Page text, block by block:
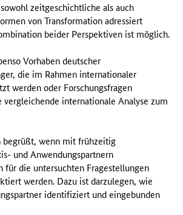
zeitgeschichtliche als auch
von Transformation adressiert
beider Perspektiven ist möglich.
Vorhaben deutscher
die im Rahmen internationaler
werden oder Forschungsfragen
vergleichende internationale Analyse zum
begrüßt, wenn mit frühzeitig
und Anwendungspartnern
für die untersuchten Fragestellungen
werden. Dazu ist darzulegen, wie
identifiziert und eingebunden